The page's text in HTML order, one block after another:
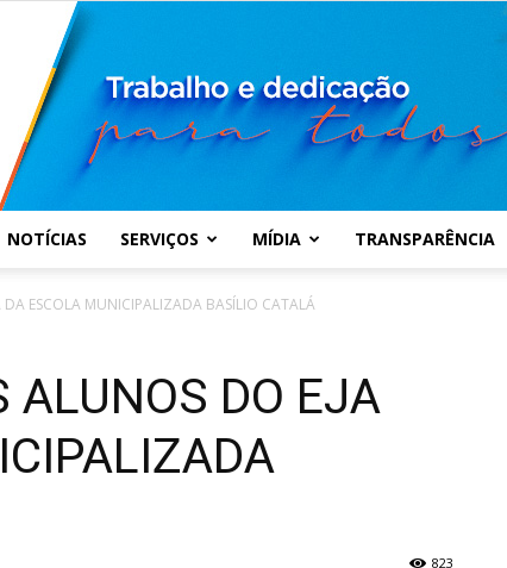
Municipal
NOTÍCIAS SERVIÇOS MÍDIA TRANSPARÊNCIA
ESCOLA MUNICIPALIZADA BASÍLIO CATALÁ
ALUNOS DO EJA
823